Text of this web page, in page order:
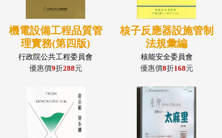
機電設備工程品質管
理實務(第四版)
(POD)
行政院公共工程委員會
優惠價9折288元
核子反應器設施管制
法規彙編
核能安全委員會
優惠價8折168元